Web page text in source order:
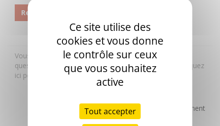
Ce site utilise des
cookies et vous donne
le contrôle sur ceux
que vous souhaitez
active
Tout accepter